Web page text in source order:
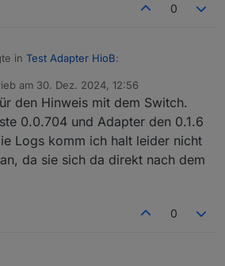
0
in Test Adapter HioB:
Grad in Bezug auf den Hype, der
Home Assistant gemacht würde,
ich mir wünschen, dass es für ioBroker
bedienbare App geben würde
dir Recht. Man muss eine Aufzählung
und dort können dann neue
und States hinzugefügt werden. In der
man dann unter iobroker Settings die
sind wie bei iobroker - Leider nur true
ein Backup erstellt und dieses wieder
APP 0.0.704 (sichtbar unter License) und
(hier kann ein Log
am 30. Dez. 2024, 12:56
editiert von
den Hinweis mit dem Switch.
0.0.704 und Adapter den 0.1.6
Logs komm ich halt leider nicht
da sie sich da direkt nach dem
0